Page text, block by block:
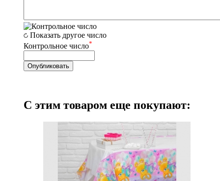
Показать другое число
Контрольное число*
С этим товаром еще покупают: